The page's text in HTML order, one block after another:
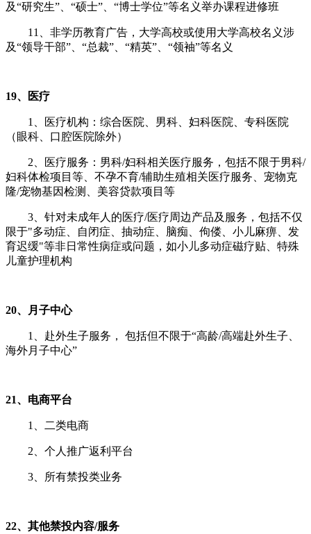
及“研究生”、“硕士”、“博士学位”等名义举办课程进修班
11、非学历教育广告，大学高校或使用大学高校名义涉
及“领导干部”、“总裁”、“精英”、“领袖”等名义
19、医疗
1、医疗机构：综合医院、男科、妇科医院、专科医院
（眼科、口腔医院除外）
2、
医疗服务：男科/妇科相关医疗服务，包括不限于男科/
妇科体检项目等、不孕不育/辅助生殖相关医疗服务、宠物克
隆/宠物基因检测、美容贷款项目等
3、针对未成年人的医疗/医疗周边产品及服务，包括不仅
限于"多动症、自闭症、抽动症、脑痴、佝偻、小儿麻痹、发
育迟缓"等非日常性病症或问题，如小儿多动症磁疗贴、特殊
儿童护理机构
20、月子中心
1、赴外生子服务， 包括但不限于“高龄/高端赴外生子、
海外月子中心”
21、电商平台
1、二类电商
2、个人推广返利平台
3、所有禁投类业务
22、其他禁投内容/服务